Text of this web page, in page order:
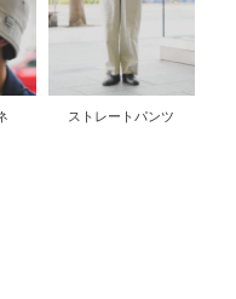
ストレートパンツ